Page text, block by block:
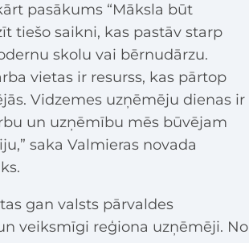
pasākums “Māksla būt
tiešo saikni, kas pastāv starp
skolu vai bērnudārzu.
vietas ir resurss, kas pārtop
Vidzemes uzņēmēju dienas ir
un uzņēmību mēs būvējam
saka Valmieras novada
gan valsts pārvaldes
veiksmīgi reģiona uzņēmēji. No